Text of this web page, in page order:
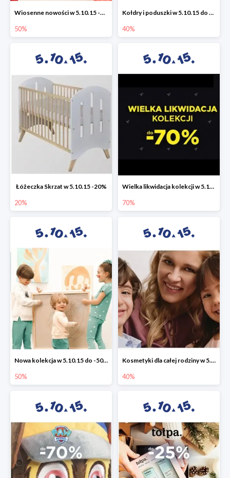
Wiosenne nowości w 5.10.15 -50%
50%
Kołdry i poduszki w 5.10.15 do -40%
40%
Łóżeczka Skrzat w 5.10.15 -20%
20%
Wielka likwidacja kolekcji w 5.10.15 do -70%
70%
Nowa kolekcja w 5.10.15 do -50%
50%
Kosmetyki dla całej rodziny w 5.10.15 do -40%
40%